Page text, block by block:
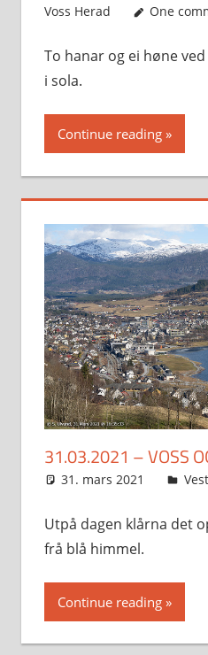
Voss Herad
One
To hanar og ei høne
i sola.
Continue reading
31.03.2021 – VOSS
31. mars 2021
Utpå dagen klårna det
frå blå himmel.
Continue reading